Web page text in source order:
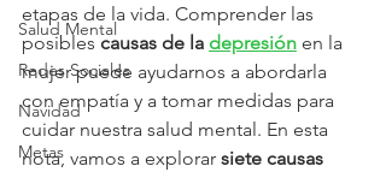
Salud Mental
Redes Sociales
Navidad
Metas
etapas de la vida. Comprender las
posibles causas de la depresión en la
mujer puede ayudarnos a abordarla
con empatía y a tomar medidas para
cuidar nuestra salud mental. En esta
nota, vamos a explorar siete causas